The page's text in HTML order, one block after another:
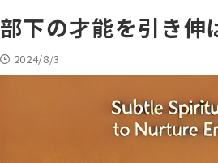
部下の才能を引き伸
2024/8/3